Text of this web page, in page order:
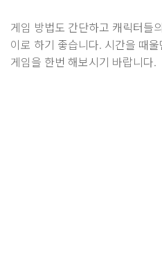
게임 방법도 간단하고 캐릭터들
이로 하기 좋습니다. 시간을 때
게임을 한번 해보시기 바랍니다.